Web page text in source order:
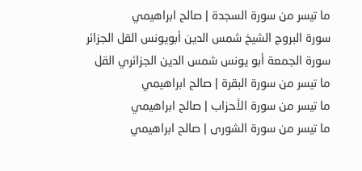
ما تيسر من سورة السجدة | صالح ابراهيمي
سورة البروج الشيخ شمس الدين أبويونس القل الجزائر
سورة الجمعة أبو يونس شمس الدين الجزائري القل
ما تيسر من سورة البقرة | صالح ابراهيمي
ما تيسر من سورة الأحزاب | صالح ابراهيمي
ما تيسر من سورة الشورى | صالح ابراهيمي